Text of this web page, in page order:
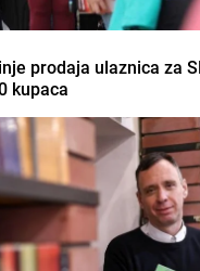
prodaja ulaznica za
kupaca